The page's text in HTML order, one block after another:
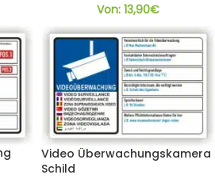
Von: 13,90€
Video Überwachungskamera
Schild